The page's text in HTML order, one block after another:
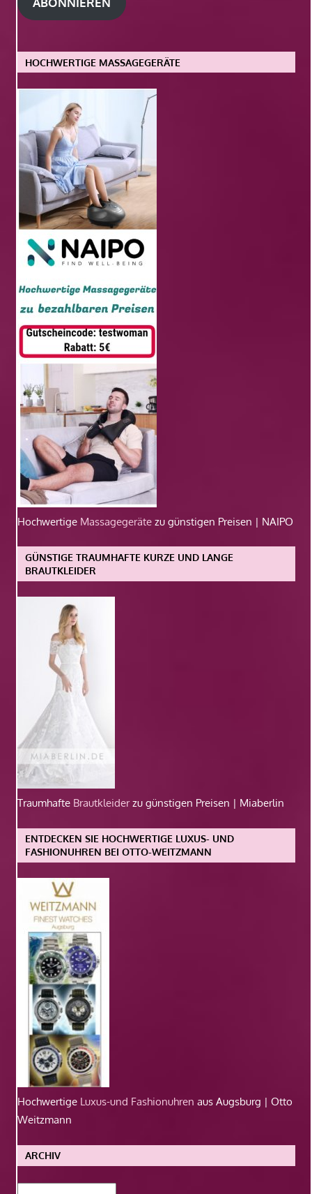
HOCHWERTIGE MASSAGEGERÄTE
Hochwertige Massagegeräte zu günstigen Preisen | NAIPO
GÜNSTIGE TRAUMHAFTE KURZE UND LANGE
BRAUTKLEIDER
Traumhafte Brautkleiderzu günstigen Preisen | Miaberlin
ENTDECKEN SIE HOCHWERTIGE LUXUS- UND
FASHIONUHREN BEI OTTO-WEITZMANN
Hochwertige Luxus-und Fashionuhren aus Augsburg | Otto
Weitzmann
ARCHIV